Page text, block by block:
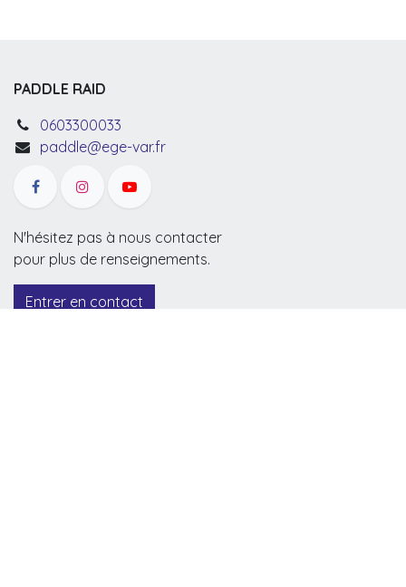
PADDLE RAID
0603300033
paddle@ege-var.fr
N'hésitez pas à nous contacter
pour plus de renseignements.
Entrer en contact